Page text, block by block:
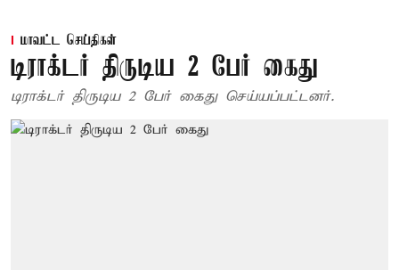
மாவட்ட செய்திகள்
டிராக்டர் திருடிய 2 பேர் கைது
டிராக்டர் திருடிய 2 பேர் கைது செய்யப்பட்டனர்.